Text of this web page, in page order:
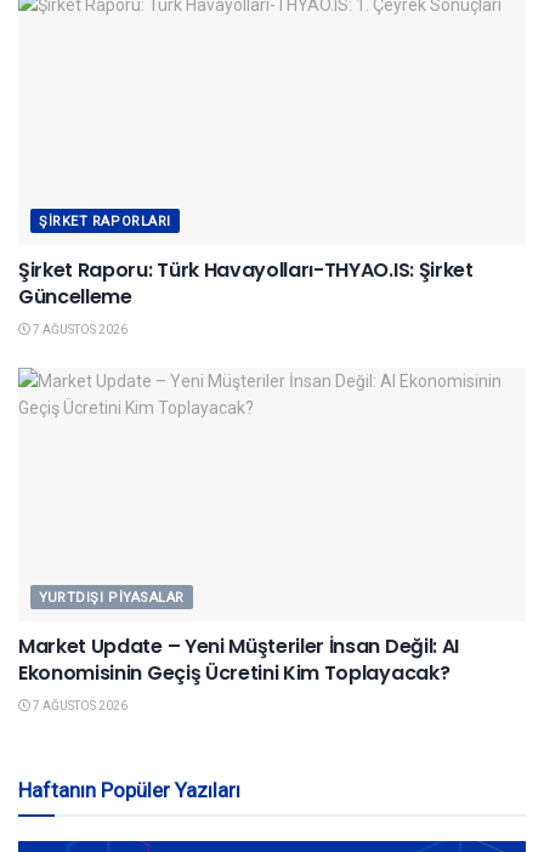
ŞIRKET RAPORLARI
Şirket Raporu: Türk Havayolları-THYAO.IS: Şirket
Güncelleme
7 AĞUSTOS 2026
YURTDIŞI PIYASALAR
Market Update – Yeni Müşteriler İnsan Değil: AI
Ekonomisinin Geçiş Ücretini Kim Toplayacak?
7 AĞUSTOS 2026
Haftanın Popüler Yazıları